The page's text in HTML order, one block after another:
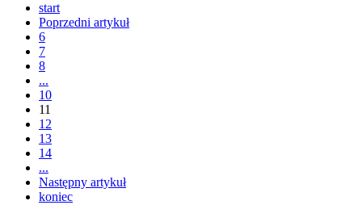
start
Poprzedni artykuł
6
7
8
...
10
11
12
13
14
...
Następny artykuł
koniec